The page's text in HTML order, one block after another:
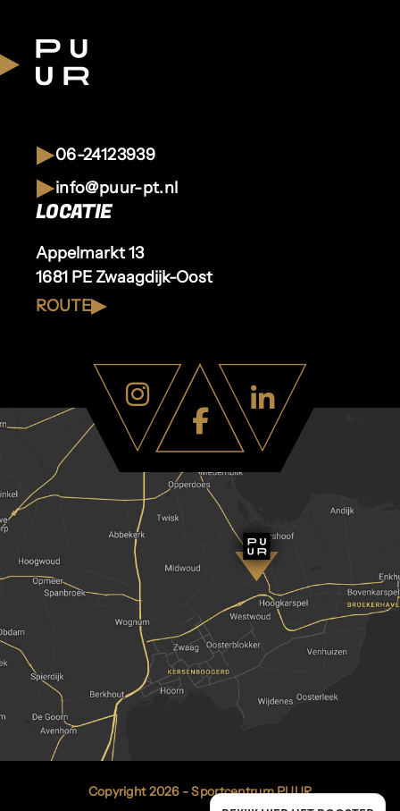
06-24123939
info@puur-pt.nl
LOCATIE
Appelmarkt 13
1681 PE Zwaagdijk-Oost
ROUTE
Copyright 2026 - Sportcentrum PUUR